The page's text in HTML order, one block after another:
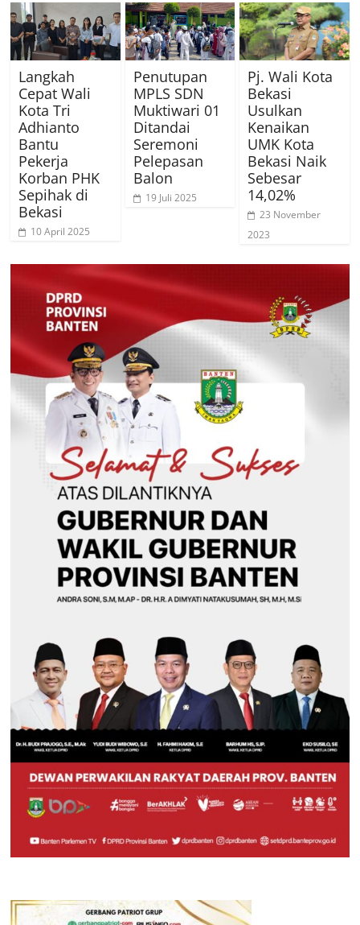
Langkah
Cepat Wali
Kota Tri
Adhianto
Bantu
Pekerja
Korban PHK
Sepihak di
Bekasi
10 April 2025
Penutupan
MPLS SDN
Muktiwari 01
Ditandai
Seremoni
Pelepasan
Balon
19 Juli 2025
Pj. Wali Kota
Bekasi
Usulkan
Kenaikan
UMK Kota
Bekasi Naik
Sebesar
14,02%
23 November
2023